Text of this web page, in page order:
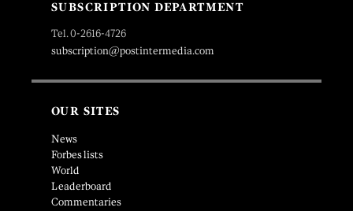
SUBSCRIPTION DEPARTMENT
Tel. 0-2616-4726
subscription@postintermedia.com
OUR SITES
News
Forbes lists
World
Leaderboard
Commentaries